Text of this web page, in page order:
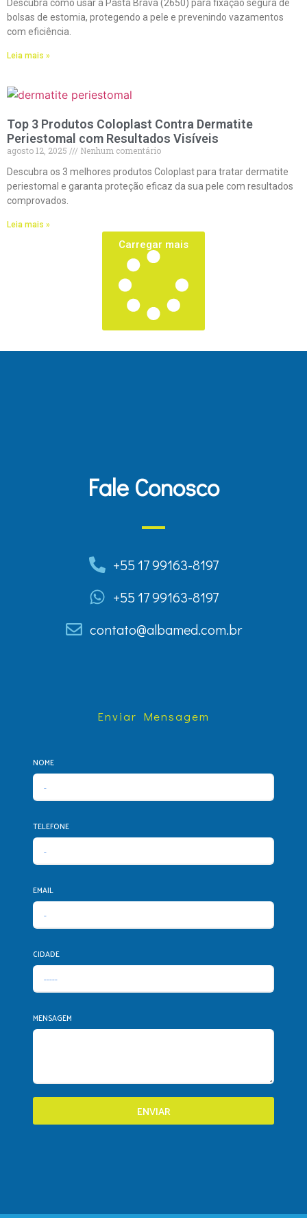
Descubra como usar a Pasta Brava (2650) para fixação segura de
bolsas de estomia, protegendo a pele e prevenindo vazamentos
com eficiência.
Leia mais »
Top 3 Produtos Coloplast Contra Dermatite
Periestomal com Resultados Visíveis
agosto 12, 2025
Nenhum comentário
Descubra os 3 melhores produtos Coloplast para tratar dermatite
periestomal e garanta proteção eficaz da sua pele com resultados
comprovados.
Leia mais »
Carregar mais
Fale Conosco
+55 17 99163-8197
+55 17 99163-8197
contato@albamed.com.br
Enviar Mensagem
NOME
TELEFONE
EMAIL
CIDADE
MENSAGEM
ENVIAR